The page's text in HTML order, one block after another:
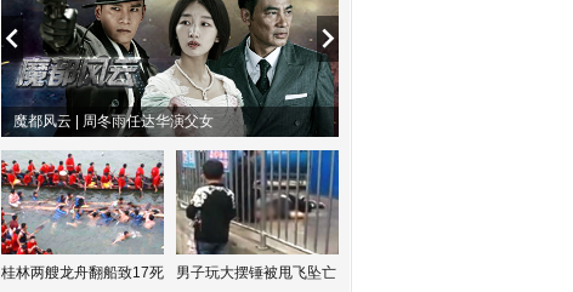
魔都风云 | 周冬雨任达华演父女
桂林两艘龙舟翻船致17死 男子玩大摆锤被甩飞坠亡